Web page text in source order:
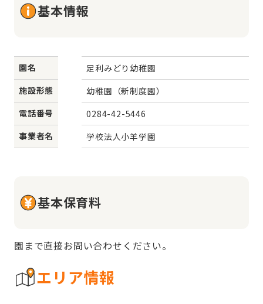
基本情報
園名
足利みどり幼稚園
施設形態
幼稚園（新制度園）
電話番号
0284-42-5446
事業者名
学校法人小羊学園
基本保育料
園まで直接お問い合わせください。
エリア情報